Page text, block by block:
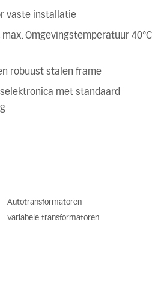
vaste installatie
max. Omgevingstemperatuur 40°C
robuust stalen frame
met standaard
Autotransformatoren
Variabele transformatoren